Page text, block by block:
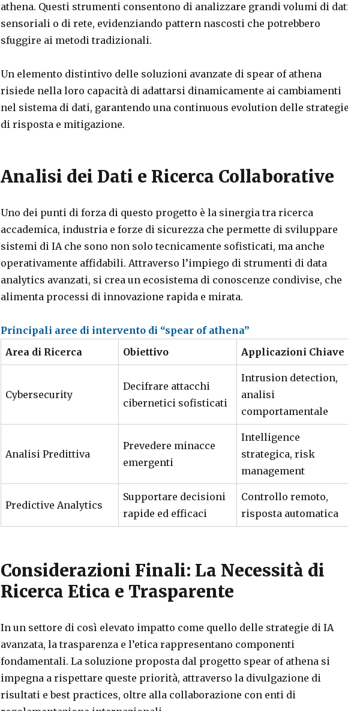
athena. Questi strumenti consentono di analizzare grandi volumi di
sensoriali o di rete, evidenziando pattern nascosti che potrebbero
sfuggire ai metodi tradizionali.
Un elemento distintivo delle soluzioni avanzate di spear of athena
risiede nella loro capacità di adattarsi dinamicamente ai cambiamenti
nel sistema di dati, garantendo una continuous evolution delle strategie
di risposta e mitigazione.
Analisi dei Dati e Ricerca Collaborative
Uno dei punti di forza di questo progetto è la sinergia tra ricerca
accademica, industria e forze di sicurezza che permette di sviluppare
sistemi di IA che sono non solo tecnicamente sofisticati, ma anche
operativamente affidabili. Attraverso l’impiego di strumenti di data
analytics avanzati, si crea un ecosistema di conoscenze condivise, che
alimenta processi di innovazione rapida e mirata.
Principali aree di intervento di “spear of athena”
Area di Ricerca
Obiettivo Applicazioni Chiave
Cybersecurity
Decifrare attacchi
cibernetici sofisticati
Intrusion detection,
analisi
comportamentale
Analisi Predittiva
Prevedere minacce
emergenti
Intelligence
strategica, risk
management
Predictive Analytics
Supportare decisioni
rapide ed efficaci
Controllo remoto,
risposta automatica
Considerazioni Finali: La Necessità di
Ricerca Etica e Trasparente
In un settore di così elevato impatto come quello delle strategie di IA
avanzata, la trasparenza e l’etica rappresentano componenti
fondamentali. La soluzione proposta dal progetto spear of athena si
impegna a rispettare queste priorità, attraverso la divulgazione di
risultati e best practices, oltre alla collaborazione con enti di